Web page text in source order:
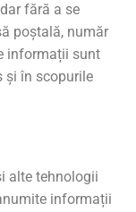
fără a se
poștală, număr
informații sunt
și în scopurile
alte tehnologii
informații